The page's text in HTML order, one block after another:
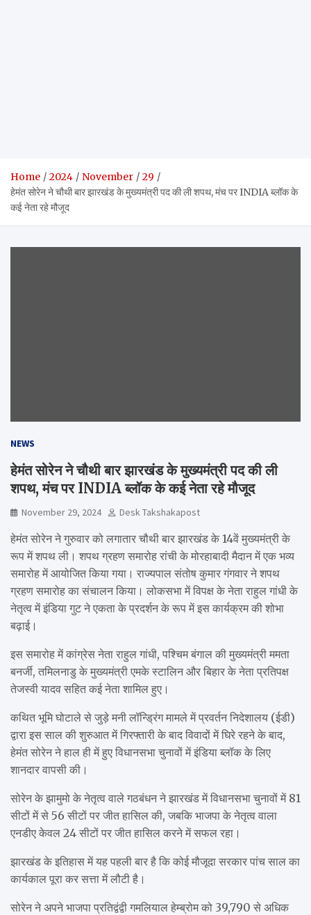
Home 2024 November
29
हेमंत सोरेन ने चौथी बार झारखंड के मुख्यमंत्री पद की ली शपथ, मंच पर INDIA ब्लॉक के
कई नेता रहे मौजूद
NEWS
हेमंत सोरेन ने चौथी बार झारखंड के मुख्यमंत्री पद की ली
शपथ, मंच पर INDIA ब्लॉक के कई नेता रहे मौजूद
November 29, 2024 Desk Takshakapost
हेमंत सोरेन ने गुरुवार को लगातार चौथी बार झारखंड के 14वें मुख्यमंत्री के
रूप में शपथ ली। शपथ ग्रहण समारोह रांची के मोरहाबादी मैदान में एक भव्य
समारोह में आयोजित किया गया। राज्यपाल संतोष कुमार गंगवार ने शपथ
ग्रहण समारोह का संचालन किया। लोकसभा में विपक्ष के नेता राहुल गांधी के
नेतृत्व में इंडिया गुट ने एकता के प्रदर्शन के रूप में इस कार्यक्रम की शोभा
बढ़ाई।
इस समारोह में कांग्रेस नेता राहुल गांधी, पश्चिम बंगाल की मुख्यमंत्री ममता
बनर्जी, तमिलनाडु के मुख्यमंत्री एमके स्टालिन और बिहार के नेता प्रतिपक्ष
तेजस्वी यादव सहित कई नेता शामिल हुए।
कथित भूमि घोटाले से जुड़े मनी लॉन्ड्रिंग मामले में प्रवर्तन निदेशालय (ईडी)
द्वारा इस साल की शुरुआत में गिरफ्तारी के बाद विवादों में घिरे रहने के बाद,
हेमंत सोरेन ने हाल ही में हुए विधानसभा चुनावों में इंडिया ब्लॉक के लिए
शानदार वापसी की।
सोरेन के झामुमो के नेतृत्व वाले गठबंधन ने झारखंड में विधानसभा चुनावों में 81
सीटों में से 56 सीटों पर जीत हासिल की, जबकि भाजपा के नेतृत्व वाला
एनडीए केवल 24 सीटों पर जीत हासिल करने में सफल रहा।
झारखंड के इतिहास में यह पहली बार है कि कोई मौजूदा सरकार पांच साल का
कार्यकाल पूरा कर सत्ता में लौटी है।
सोरेन ने अपने भाजपा प्रतिद्वंद्वी गमलियाल हेम्ब्रोम को 39,790 से अधिक